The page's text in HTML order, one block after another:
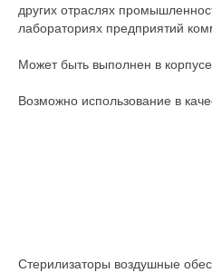
других отраслях
лабораториях предприятий
Может быть выполнен в
Возможно использование в
Стерилизаторы воздушные